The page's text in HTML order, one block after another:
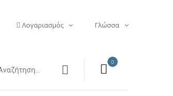
Λογαριασμός Γλώσσα
0